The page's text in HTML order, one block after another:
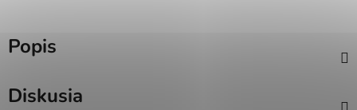
Popis
Diskusia